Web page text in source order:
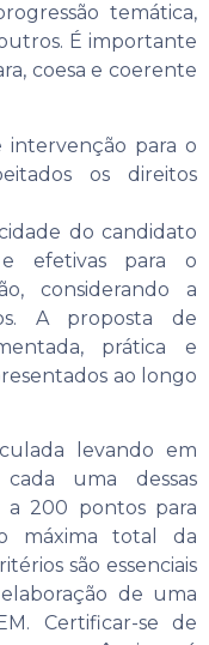
temática,
É importante
coesa e coerente
intervenção para o
os direitos
do candidato
efetivas para o
considerando a
A proposta de
prática e
ao longo
levando em
uma dessas
a 200 pontos para
máxima total da
são essenciais
de uma
Certificar-se de